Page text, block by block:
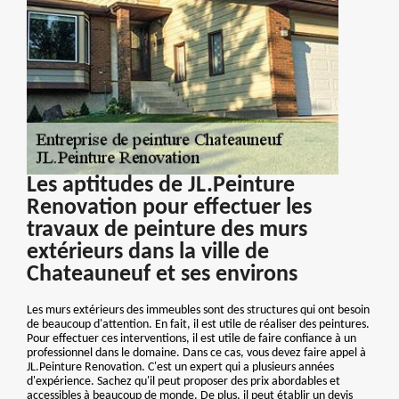
Les aptitudes de JL.Peinture
Renovation pour effectuer les
travaux de peinture des murs
extérieurs dans la ville de
Chateauneuf et ses environs
Les murs extérieurs des immeubles sont des structures qui ont besoin
de beaucoup d'attention. En fait, il est utile de réaliser des peintures.
Pour effectuer ces interventions, il est utile de faire confiance à un
professionnel dans le domaine. Dans ce cas, vous devez faire appel à
JL.Peinture Renovation. C'est un expert qui a plusieurs années
d'expérience. Sachez qu'il peut proposer des prix abordables et
accessibles à beaucoup de monde. De plus, il peut établir un devis